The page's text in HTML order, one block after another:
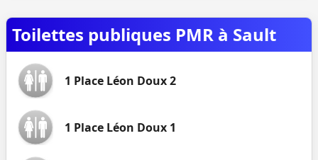
Toilettes publiques PMR à Sault
1 Place Léon Doux 2
1 Place Léon Doux 1